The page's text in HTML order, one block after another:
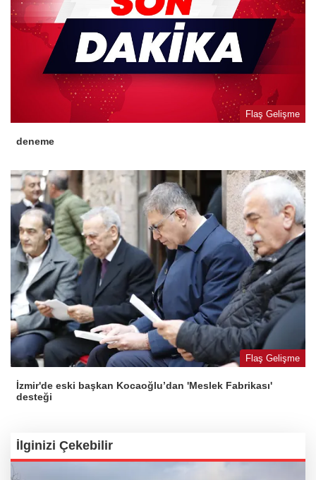
Flaş Gelişme
deneme
Flaş Gelişme
İzmir'de eski başkan Kocaoğlu’dan 'Meslek Fabrikası'
desteği
İlginizi Çekebilir